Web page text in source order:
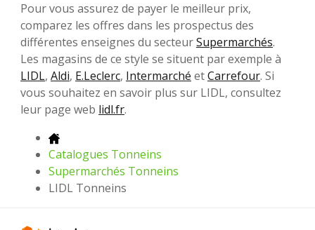
Pour vous assurez de payer le meilleur prix,
comparez les offres dans les prospectus des
différentes enseignes du secteurSupermarchés.
Les magasins de ce style se situent par exemple à
LIDL, Aldi, E.Leclerc, Intermarché etCarrefour. Si
vous souhaitez en savoir plus sur LIDL, consultez
leur page web lidl.fr.
Catalogues Tonneins
Supermarchés Tonneins
LIDL Tonneins